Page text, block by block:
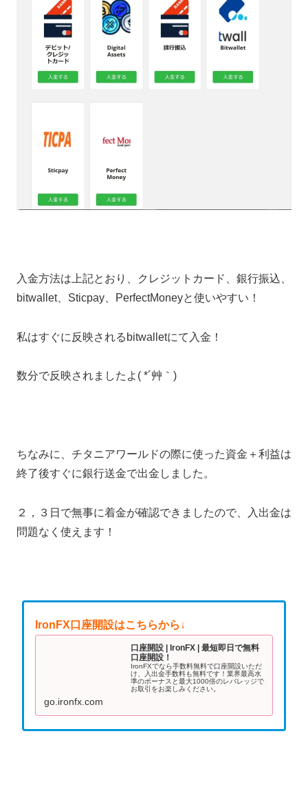
入金方法は上記とおり、クレジットカード、銀行振込、
bitwallet、Sticpay、PerfectMoneyと使いやすい！
私はすぐに反映されるbitwalletにて入金！
数分で反映されましたよ( *´艸｀)
ちなみに、チタニアワールドの際に使った資金＋利益は
終了後すぐに銀行送金で出金しました。
２，３日で無事に着金が確認できましたので、入出金は
問題なく使えます！
IronFX口座開設はこちらから↓
口座開設 | IronFX | 最短即日で無料
口座開設！
IronFXでなら手数料無料で口座開設いただ
け、入出金手数料も無料です！業界最高水
準のボーナスと最大1000倍のレバレッジで
お取引をお楽しみください。
go.ironfx.com